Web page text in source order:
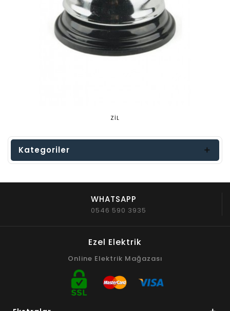
ZİL
Kategoriler
WHATSAPP
0546 590 3935
Ezel Elektrik
Online Elektrik Mağazası